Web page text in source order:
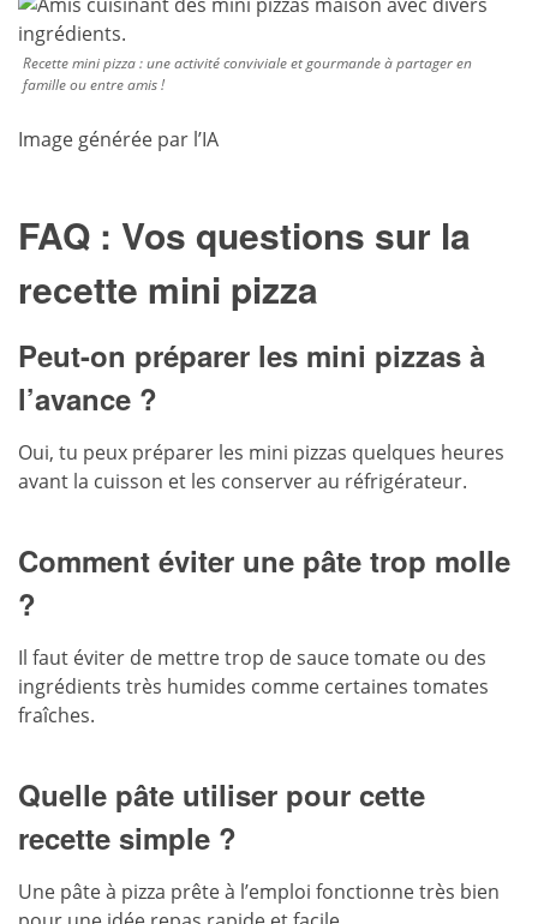
Recette mini pizza : une activité conviviale et gourmande à partager en
famille ou entre amis !
Image générée par l’IA
FAQ : Vos questions sur la
recette mini pizza
Peut-on préparer les mini pizzas à
l’avance ?
Oui, tu peux préparer les mini pizzas quelques heures
avant la cuisson et les conserver au réfrigérateur.
Comment éviter une pâte trop molle
?
Il faut éviter de mettre trop de sauce tomate ou des
ingrédients très humides comme certaines tomates
fraîches.
Quelle pâte utiliser pour cette
recette simple ?
Une pâte à pizza prête à l’emploi fonctionne très bien